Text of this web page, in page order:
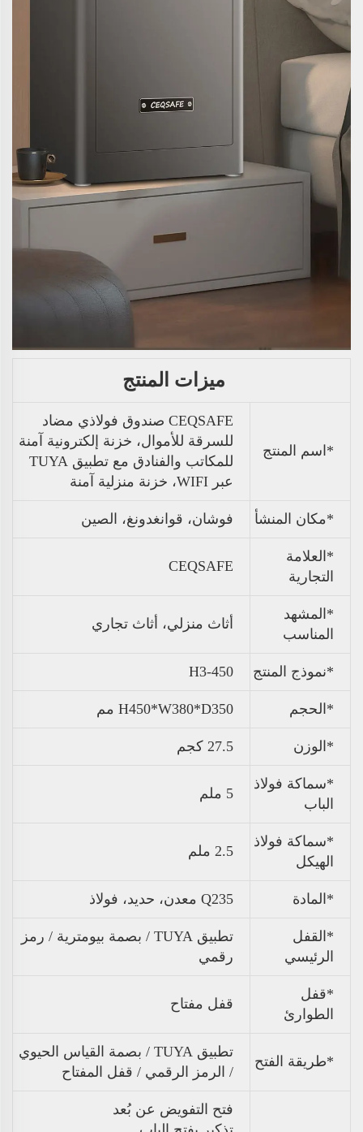
ميزات المنتج
*اسم المنتج
CEQSAFE صندوق فولاذي مضاد
للسرقة للأموال، خزنة إلكترونية آمنة
للمكاتب والفنادق مع تطبيق TUYA
عبر WIFI، خزنة منزلية آمنة
*مكان المنشأ فوشان، قوانغدونغ، الصين
*العلامة
التجارية
CEQSAFE
*المشهد
المناسب
أثاث منزلي، أثاث تجاري
*نموذج المنتج H3-450
*الحجم H450*W380*D350 مم
*الوزن 27.5 كجم
*سماكة فولاذ
الباب
5 ملم
*سماكة فولاذ
الهيكل
2.5 ملم
*المادة Q235 معدن، حديد، فولاذ
*القفل
الرئيسي
تطبيق TUYA / بصمة بيومترية / رمز
رقمي
*قفل
الطوارئ
قفل مفتاح
*طريقة الفتح
تطبيق TUYA / بصمة القياس الحيوي
/ الرمز الرقمي / قفل المفتاح
فتح التفويض عن بُعد